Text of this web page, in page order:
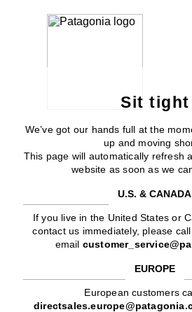
Sit tight
We’ve got our hands full at the
up and moving
This page will automatically refresh
website as soon as we
U.S. & CANADA
If you live in the United States or
contact us immediately, please call
email
EUROPE
European customers